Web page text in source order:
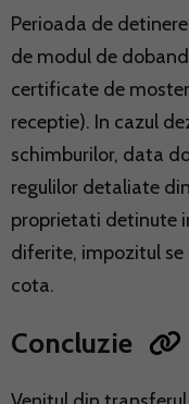
Perioada de
de modul de
certificate de
receptie). In cazul
schimburilor, data
regulilor detaliate
proprietati detinute
diferite, impozitul
cota.
Concluzie